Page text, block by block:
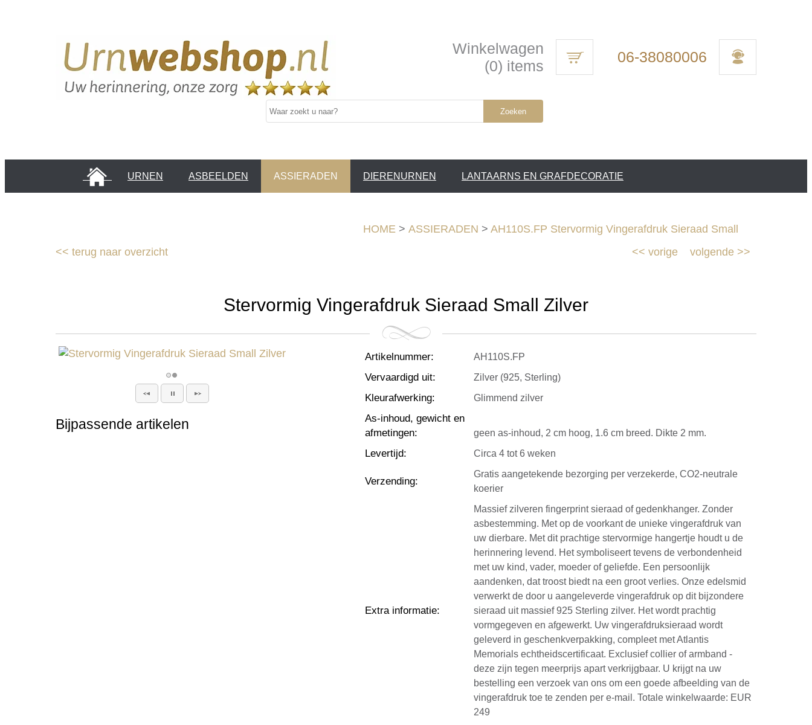
Winkelwagen
(0) items
06-38080006
Zoeken
HOME URNEN ASBEELDEN ASSIERADEN DIERENURNEN LANTAARNS EN GRAFDECORATIE
HOME > ASSIERADEN > AH110S.FP Stervormig Vingerafdruk Sieraad Small
<< terug naar overzicht volgende >>
<< vorige
Stervormig Vingerafdruk Sieraad Small Zilver
Artikelnummer: AH110S.FP
Vervaardigd uit: Zilver (925, Sterling)
Kleurafwerking: Glimmend zilver
As-inhoud, gewicht en
afmetingen: geen as-inhoud, 2 cm hoog, 1.6 cm breed. Dikte 2 mm.
Levertijd: Circa 4 tot 6 weken
Verzending:
Gratis aangetekende bezorging per verzekerde, CO2-neutrale
koerier
Extra informatie:
Massief zilveren fingerprint sieraad of gedenkhanger. Zonder
asbestemming. Met op de voorkant de unieke vingerafdruk van
uw dierbare. Met dit prachtige stervormige hangertje houdt u de
herinnering levend. Het symboliseert tevens de verbondenheid
met uw kind, vader, moeder of geliefde. Een persoonlijk
aandenken, dat troost biedt na een groot verlies. Onze edelsmid
verwerkt de door u aangeleverde vingerafdruk op dit bijzondere
sieraad uit massief 925 Sterling zilver. Het wordt prachtig
vormgegeven en afgewerkt. Uw vingerafdruksieraad wordt
geleverd in geschenkverpakking, compleet met Atlantis
Memorials echtheidscertificaat. Exclusief collier of armband -
deze zijn tegen meerprijs apart verkrijgbaar. U krijgt na uw
bestelling een verzoek van ons om een goede afbeelding van de
vingerafdruk toe te zenden per e-mail. Totale winkelwaarde: EUR
249
Bijpassende artikelen